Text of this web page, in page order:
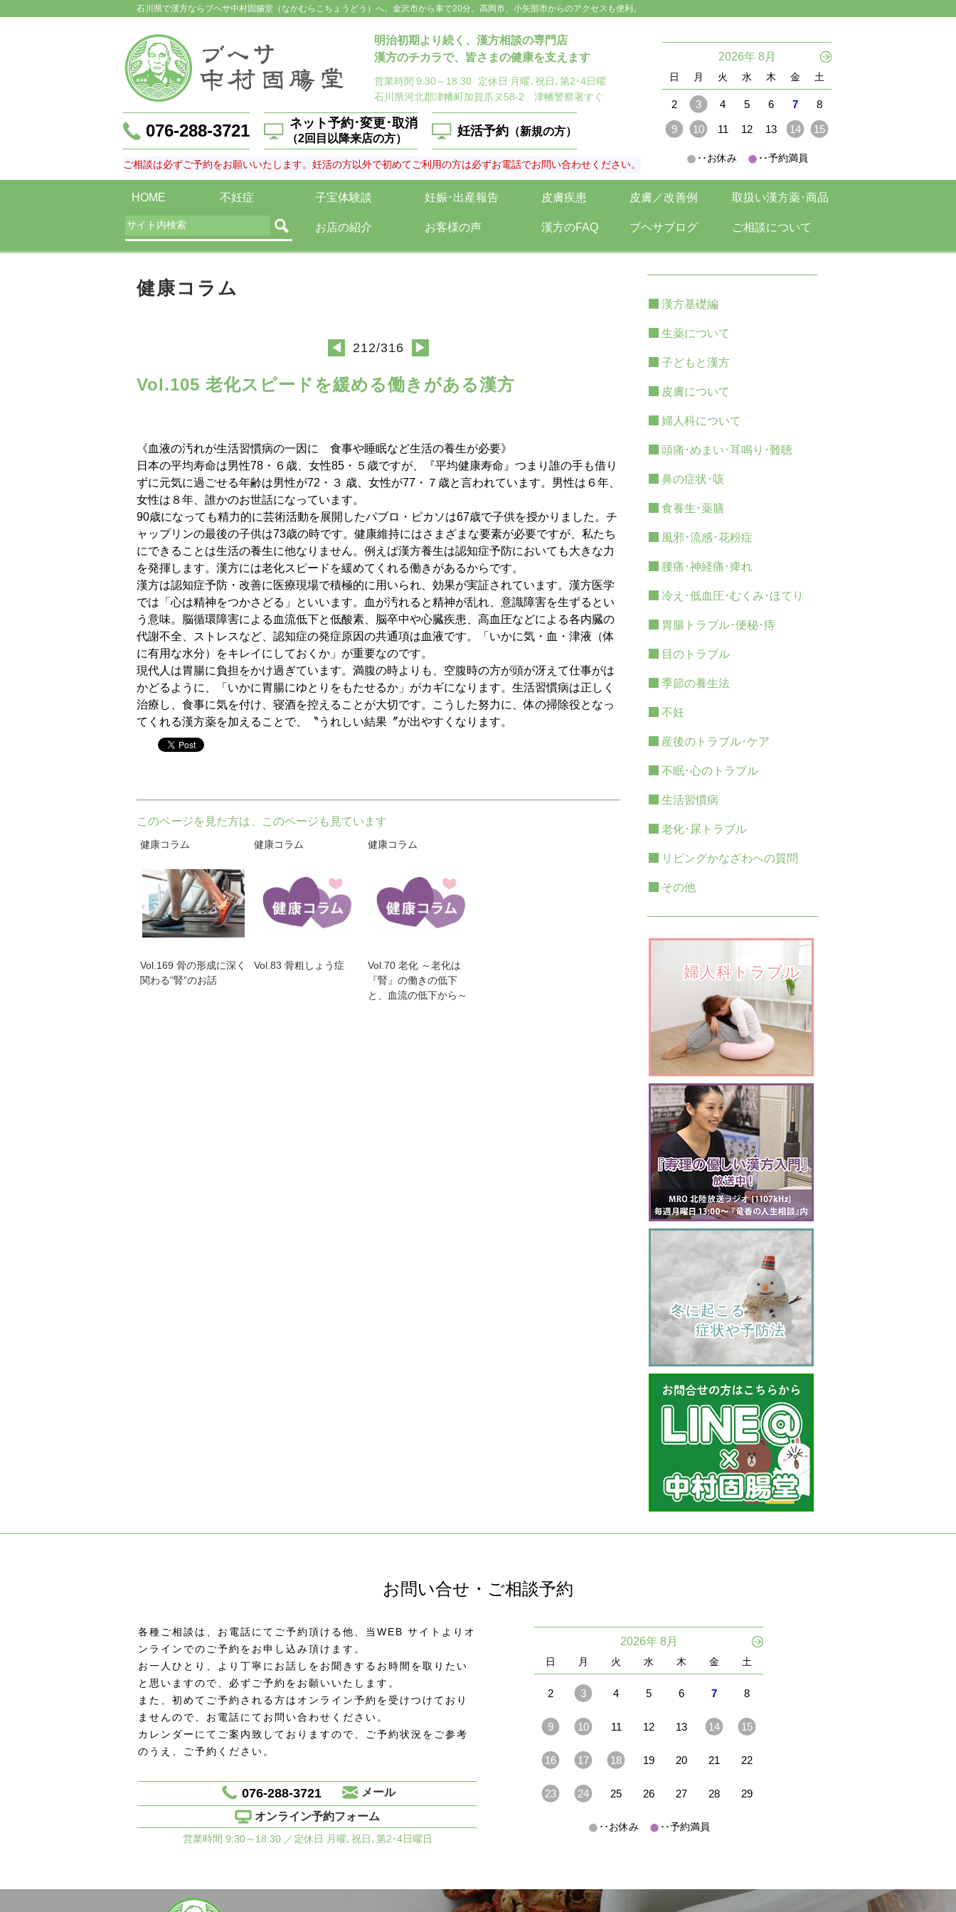
石川県で漢方ならブヘサ中村固腸堂（なかむらこちょうどう）へ。金沢市から車で20分。高岡市、小矢部市からのアクセスも便利。
明治初期より続く、漢方相談の専門店
漢方のチカラで、皆さまの健康を支えます
営業時間 9:30～18:30 定休日 月曜､祝日､第2･4日曜
石川県河北郡津幡町加賀爪ヌ58-2 津幡警察署すぐ
076-288-3721 ネット予約･変更･取消
（2回目以降来店の方）
妊活予約 （新規の方）
ご相談は必ずご予約をお願いいたします。妊活の方以外で初めてご利用の方は必ずお電話でお問い合わせください。
2026年 8月
日 月 火 水 木 金 土
2 3 4 5 6 7 8
9 10 11 12 13 14 15
･･お休み ･･予約満員
HOME 不妊症 子宝体験談 妊娠･出産報告 皮膚疾患 皮膚／改善例 取扱い漢方薬･商品
お店の紹介 お客様の声 漢方のFAQ ブヘサブログ ご相談について
健康コラム
◀ 212/316 ▶
Vol.105 老化スピードを緩める働きがある漢方
《血液の汚れが生活習慣病の一因に 食事や睡眠など生活の養生が必要》
日本の平均寿命は男性78・６歳、女性85・５歳ですが、『平均健康寿命』つまり誰の手も借り
ずに元気に過ごせる年齢は男性が72・３ 歳、女性が77・７歳と言われています。男性は６年、
女性は８年、誰かのお世話になっています。
90歳になっても精力的に芸術活動を展開したパブロ・ピカソは67歳で子供を授かりました。チ
ャップリンの最後の子供は73歳の時です。健康維持にはさまざまな要素が必要ですが、私たち
にできることは生活の養生に他なりません。例えば漢方養生は認知症予防においても大きな力
を発揮します。漢方には老化スピードを緩めてくれる働きがあるからです。
漢方は認知症予防・改善に医療現場で積極的に用いられ、効果が実証されています。漢方医学
では「心は精神をつかさどる」といいます。血が汚れると精神が乱れ、意識障害を生ずるとい
う意味。脳循環障害による血流低下と低酸素、脳卒中や心臓疾患、高血圧などによる各内臓の
代謝不全、ストレスなど、認知症の発症原因の共通項は血液です。「いかに気・血・津液（体
に有用な水分）をキレイにしておくか」が重要なのです。
現代人は胃腸に負担をかけ過ぎています。満腹の時よりも、空腹時の方が頭が冴えて仕事がは
かどるように、「いかに胃腸にゆとりをもたせるか」がカギになります。生活習慣病は正しく
治療し、食事に気を付け、寝酒を控えることが大切です。こうした努力に、体の掃除役となっ
てくれる漢方薬を加えることで、〝うれしい結果〞が出やすくなります。
このページを見た方は、このページも見ています
健康コラム
Vol.169 骨の形成に深く
関わる”腎”のお話
健康コラム
Vol.83 骨粗しょう症
健康コラム
Vol.70 老化 ～老化は
『腎』の働きの低下
と、血流の低下から～
漢方基礎編
生薬について
子どもと漢方
皮膚について
婦人科について
頭痛･めまい･耳鳴り･難聴
鼻の症状･咳
食養生･薬膳
風邪･流感･花粉症
腰痛･神経痛･痺れ
冷え･低血圧･むくみ･ほてり
胃腸トラブル･便秘･痔
目のトラブル
季節の養生法
不妊
産後のトラブル･ケア
不眠･心のトラブル
生活習慣病
老化･尿トラブル
リビングかなざわへの質問
その他
婦人科トラブル
    冬に起こる
         症状や予防法
お問い合せ・ご相談予約
各種ご相談は、お電話にてご予約頂ける他、当WEB サイトよりオ
ンラインでのご予約をお申し込み頂けます。
お一人ひとり、より丁寧にお話しをお聞きするお時間を取りたい
と思いますので、必ずご予約をお願いいたします。
また、初めてご予約される方はオンライン予約を受けつけており
ませんので、お電話にてお問い合わせください。
カレンダーにてご案内致しておりますので、ご予約状況をご参考
のうえ、ご予約ください。
076-288-3721
メール
オンライン予約フォーム
営業時間 9:30～18:30 ／定休日 月曜､祝日､第2･4日曜日
2026年 8月
日 月 火 水 木 金 土
2 3 4 5 6 7 8
9 10 11 12 13 14 15
16 17 18 19 20 21 22
23 24 25 26 27 28 29
･･お休み ･･予約満員